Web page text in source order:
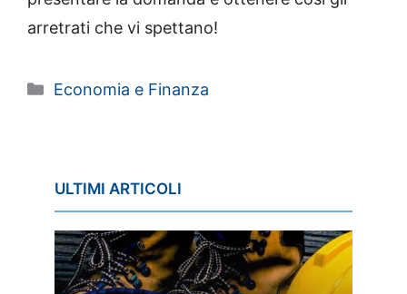
arretrati che vi spettano!
Categorie
Economia e Finanza
ULTIMI ARTICOLI